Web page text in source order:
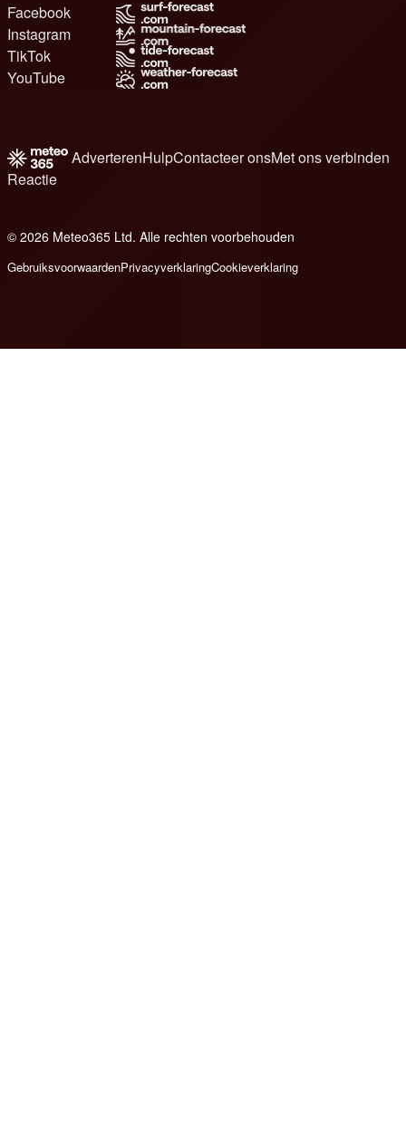
Facebook
Instagram
TikTok
YouTube
AdverterenHulpContacteer onsMet ons verbinden
Reactie
© 2026 Meteo365 Ltd. Alle rechten voorbehouden
GebruiksvoorwaardenPrivacyverklaringCookieverklaring